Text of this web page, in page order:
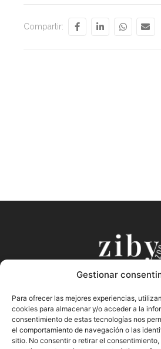
Gestionar
Para ofrecer las mejores experiencias,
cookies para almacenar y/o acceder a la
consentimiento de estas tecnologías nos
el comportamiento de navegación o las
sitio. No consentir o retirar el
Compartir:
Preguntas Frecuentes
Términos y Condiciones
Blog
Contacto